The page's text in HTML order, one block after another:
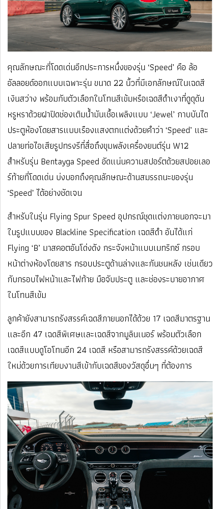
คุณลักษณะที่โดดเด่นอีกประการหนึ่งของรุ่น ‘Speed’ คือ ล้อ
อัลลอยด์ออกแบบเฉพาะรุ่น ขนาด ​​22 นิ้วที่มีเอกลักษณ์ในเฉดสี
เงินสว่าง พร้อมกับตัวเลือกในโทนสีเข้มหรือเฉดสีดำเงาที่ดูดุดัน
หรูหราด้วยฝาปิดช่องเติมน้ำมันเชื้อเพลิงแบบ ‘Jewel’ กาบบันได
ประตูห้องโดยสารแบบเรืองแสงตกแต่งด้วยคำว่า ‘Speed’ และ
ปลายท่อไอเสียรูปทรงรีที่สื่อถึงขุมพลังเครื่องยนต์รุ่น W12
สำหรับรุ่น Bentayga Speed อัดแน่นความสปอร์ตด้วยสปอยเลอ
ร์ท้ายที่โดดเด่น บ่งบอกถึงคุณลักษณะด้านสมรรถนะของรุ่น
‘Speed’ ได้อย่างชัดเจน
สำหรับในรุ่น Flying Spur Speed อุปกรณ์ชุดแต่งภายนอกจะมา
ในรูปแบบของ Blackline Specification เฉดสีดำ อันได้แก่
Flying ‘B’ มาสคอตอันโด่งดัง กระจังหน้าแบบเมทริกซ์ กรอบ
หน้าต่างห้องโดยสาร กรอบประตูด้านล่างและกันชนหลัง เช่นเดียว
กับกรอบไฟหน้าและไฟท้าย มือจับประตู และช่องระบายอากาศ
ในโทนสีเข้ม
ลูกค้ายังสามารถรังสรรค์เฉดสีภายนอกได้ด้วย 17 เฉดสีมาตรฐาน
และอีก 47 เฉดสีพิเศษและเฉดสีจากมูลินเนอร์ พร้อมตัวเลือก
เฉดสีแบบดูโอโทนอีก 24 เฉดสี หรือสามารถรังสรรค์ด้วยเฉดสี
ใหม่ด้วยการเทียบงานสีเข้ากับเฉดสีของวัสดุอื่นๆ ที่ต้องการ